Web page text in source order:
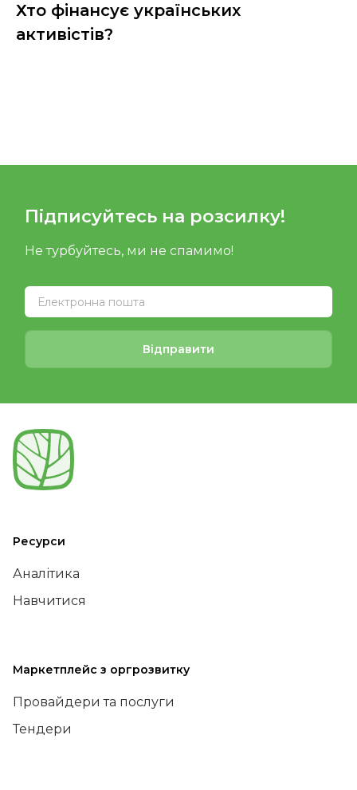
Хто фінансує українських
активістів?
Підписуйтесь на розсилку!
Не турбуйтесь, ми не спамимо!
Відправити
Ресурси
Аналітика
Навчитися
Маркетплейс з оргрозвитку
Провайдери та послуги
Тендери